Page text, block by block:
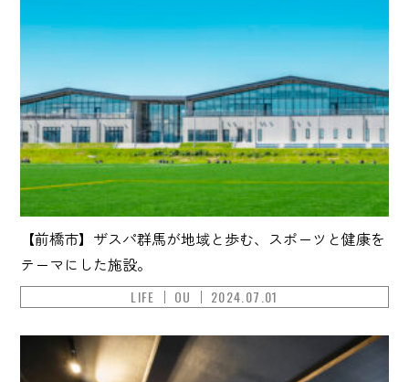
【前橋市】ザスパ群馬が地域と歩む、スポーツと健康を
テーマにした施設。
LIFE OU 2024.07.01